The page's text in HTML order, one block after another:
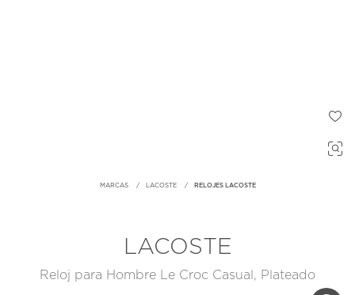
MARCAS LACOSTE RELOJES LACOSTE
LACOSTE
Reloj para Hombre Le Croc Casual, Plateado